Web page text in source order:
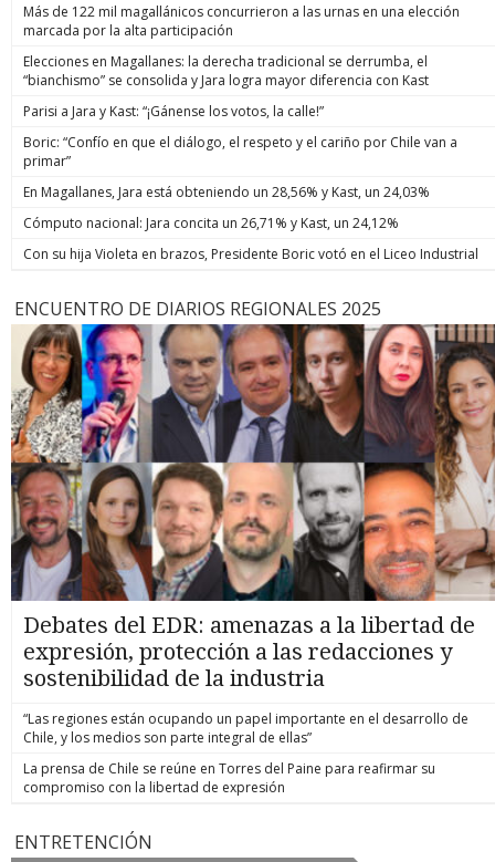
Más de 122 mil magallánicos concurrieron a las urnas en una elección
marcada por la alta participación
Elecciones en Magallanes: la derecha tradicional se derrumba, el
“bianchismo” se consolida y Jara logra mayor diferencia con Kast
Parisi a Jara y Kast: “¡Gánense los votos, la calle!”
Boric: “Confío en que el diálogo, el respeto y el cariño por Chile van a
primar”
En Magallanes, Jara está obteniendo un 28,56% y Kast, un 24,03%
Cómputo nacional: Jara concita un 26,71% y Kast, un 24,12%
Con su hija Violeta en brazos, Presidente Boric votó en el Liceo Industrial
ENCUENTRO DE DIARIOS REGIONALES 2025
Debates del EDR: amenazas a la libertad de
expresión, protección a las redacciones y
sostenibilidad de la industria
“Las regiones están ocupando un papel importante en el desarrollo de
Chile, y los medios son parte integral de ellas”
La prensa de Chile se reúne en Torres del Paine para reafirmar su
compromiso con la libertad de expresión
ENTRETENCIÓN